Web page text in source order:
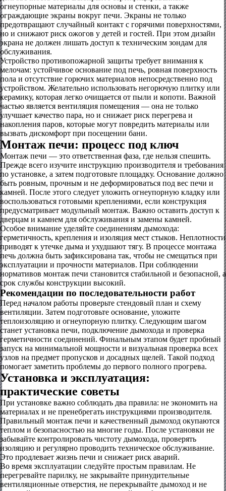
огнеупорные материалы для основы и стенки, а также
ограждающие экраны вокруг печи. Экраны не только
предотвращают случайный контакт с горячими поверхностями,
но и снижают риск ожогов у детей и гостей. При этом дизайн
экрана не должен лишать доступ к техническим зондам для
обслуживания.
Устройство противопожарной защиты требует внимания к
мелочам: устойчивое основание под печь, ровная поверхность
пола и отсутствие горючих материалов непосредственно под
устройством. Желательно использовать негорючую плитку или
керамику, которая легко очищается от пыли и копоти. Важной
частью является вентиляция помещения — она не только
улучшает качество пара, но и снижает риск перегрева и
накопления паров, которые могут повредить материалы или
вызвать дискомфорт при посещении бани.
Монтаж печи: процесс под ключ
Монтаж печи — это ответственная фаза, где нельзя спешить.
Прежде всего изучите инструкцию производителя и требования
по установке, а затем подготовьте площадку. Основание должно
быть ровным, прочным и не деформироваться под вес печи и
камней. После этого следует уложить огнеупорную кладку или
воспользоваться готовыми креплениями, если конструкция
предусматривает модульный монтаж. Важно оставить доступ к
дверцам и камнем для обслуживания и замены камней.
Особое внимание уделяйте соединениям дымохода:
герметичность, крепления и изоляция мест стыков. Неплотности
приводят к утечке дыма и ухудшают тягу. В процессе монтажа
печь должна быть зафиксирована так, чтобы не смещаться при
эксплуатации и прочности материалов. При соблюдении
нормативов монтаж печи становится стабильной и безопасной, а
срок службы конструкции высокий.
Рекомендации по последовательности работ
Перед началом работы проверьте стендовый план и схему
вентиляции. Затем подготовьте основание, уложите
теплоизоляцию и огнеупорную плитку. Следующим шагом
станет установка печи, подключение дымохода и проверка
герметичности соединений. Финальным этапом будет пробный
запуск на минимальной мощности и визуальная проверка всех
узлов на предмет пропусков и досадных щелей. Такой подход
помогает заметить проблемы до первого полного прогрева.
Установка и эксплуатация:
практические советы
При установке важно соблюдать два правила: не экономить на
материалах и не пренебрегать инструкциями производителя.
Правильный монтаж печи и качественный дымоход окупаются
теплом и безопасностью на многие годы. После установки не
забывайте контролировать чистоту дымохода, проверять
изоляцию и регулярно проводить техническое обслуживание.
Это продлевает жизнь печи и снижает риск аварий.
Во время эксплуатации следуйте простым правилам. Не
перегревайте парилку, не закрывайте принудительные
вентиляционные отверстия, не перекрывайте дымоход и не